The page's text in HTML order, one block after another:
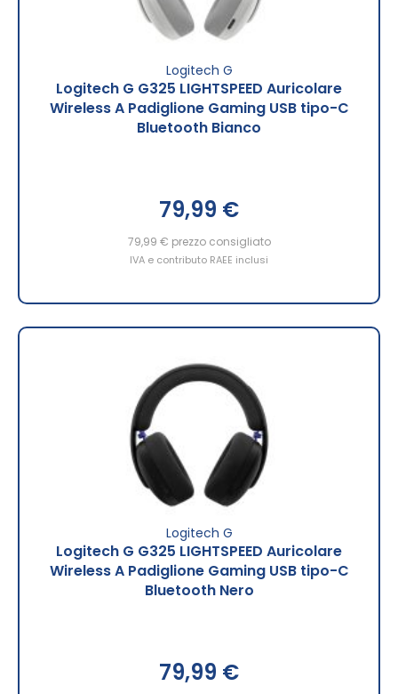
Logitech G
Logitech G G325 LIGHTSPEED Auricolare
Wireless A Padiglione Gaming USB tipo-C
Bluetooth Bianco
79,99 €
79,99 € prezzo consigliato
IVA e contributo RAEE inclusi
Logitech G
Logitech G G325 LIGHTSPEED Auricolare
Wireless A Padiglione Gaming USB tipo-C
Bluetooth Nero
79,99 €